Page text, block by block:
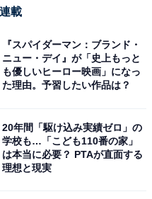
フィール
集者としてのバックグラ
メディアでの活動を中心
ども執筆。
載
『スパイダーマン：ブランド・
ニュー・デイ』が「史上もっと
も優しいヒーロー映画」になっ
た理由。予習したい作品は？
20年間「駆け込み実績ゼロ」の
学校も…「こども110番の家」
は本当に必要？ PTAが直面する
理想と現実